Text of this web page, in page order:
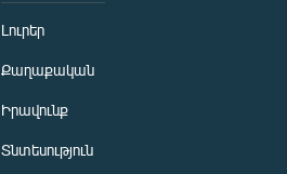
Լուրեր
Քաղաքական
Իրավունք
Տնտեսություն